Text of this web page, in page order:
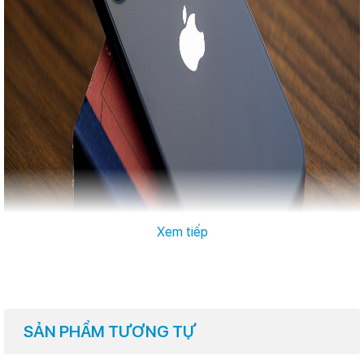
Xem tiếp
SẢN PHẨM TƯƠNG TỰ